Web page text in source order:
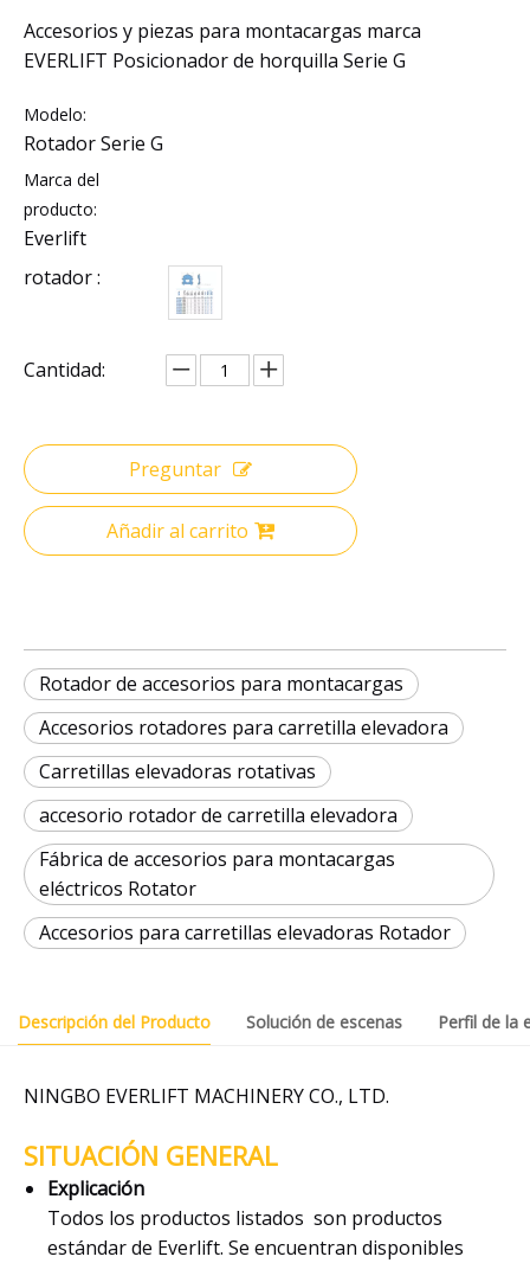
Accesorios y piezas para montacargas marca
EVERLIFT Posicionador de horquilla Serie G
Modelo:
Rotador Serie G
Marca del
producto:
Everlift
rotador :
Cantidad:
Preguntar
Añadir al carrito
Rotador de accesorios para montacargas
Accesorios rotadores para carretilla elevadora
Carretillas elevadoras rotativas
accesorio rotador de carretilla elevadora
Fábrica de accesorios para montacargas
eléctricos Rotator
Accesorios para carretillas elevadoras Rotador
Descripción del Producto Solución de escenas Perfil de la
NINGBO EVERLIFT MACHINERY CO., LTD.
SITUACIÓN GENERAL
Explicación
Todos los productos listados son productos
estándar de Everlift. Se encuentran disponibles